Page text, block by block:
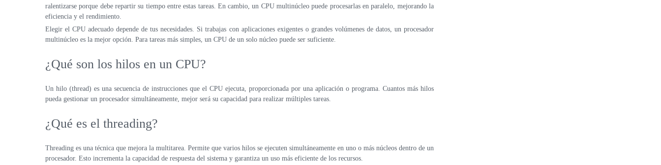
ralentizarse porque debe repartir su tiempo entre estas tareas. En cambio, un CPU multinúcleo puede procesarlas en paralelo, mejorando la
eficiencia y el rendimiento.
Elegir el CPU adecuado depende de tus necesidades. Si trabajas con aplicaciones exigentes o grandes volúmenes de datos, un procesador
multinúcleo es la mejor opción. Para tareas más simples, un CPU de un solo núcleo puede ser suficiente.
¿Qué son los hilos en un CPU?
Un hilo (thread) es una secuencia de instrucciones que el CPU ejecuta, proporcionada por una aplicación o programa. Cuantos más hilos
pueda gestionar un procesador simultáneamente, mejor será su capacidad para realizar múltiples tareas.
¿Qué es el threading?
Threading es una técnica que mejora la multitarea. Permite que varios hilos se ejecuten simultáneamente en uno o más núcleos dentro de un
procesador. Esto incrementa la capacidad de respuesta del sistema y garantiza un uso más eficiente de los recursos.